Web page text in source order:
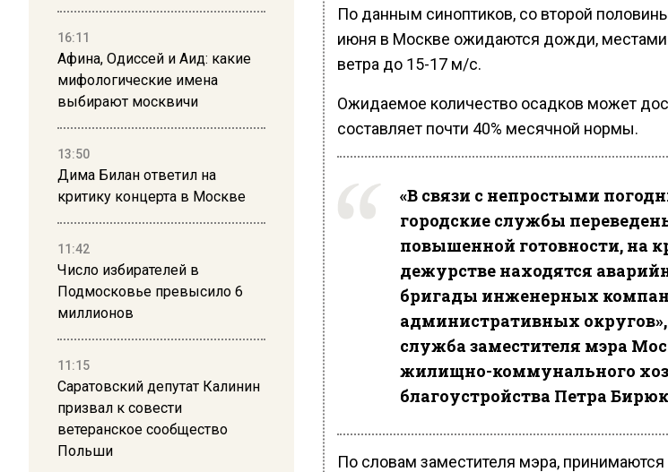
16:11
Афина, Одиссей и Аид: какие
мифологические имена
выбирают москвичи
13:50
Дима Билан ответил на
критику концерта в Москве
11:42
Число избирателей в
Подмосковье превысило 6
миллионов
11:15
Саратовский депутат Калинин
призвал к совести
ветеранское сообщество
Польши
По данным синоптиков, со второй
июня в Москве ожидаются дожди,
ветра до 15-17 м/с.
Ожидаемое количество осадков может
составляет почти 40% месячной нормы.
«В связи с непростыми
городские службы
повышенной готовности, на
дежурстве находятся
бригады инженерных
административных
служба заместителя мэра
жилищно-коммунального
благоустройства Петра
По словам заместителя мэра,